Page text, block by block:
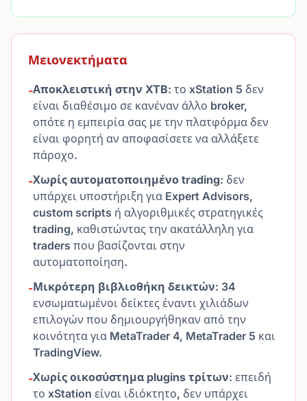
Μειονεκτήματα
-Αποκλειστική στην XTB: το xStation 5 δεν
είναι διαθέσιμο σε κανέναν άλλο broker,
οπότε η εμπειρία σας με την πλατφόρμα δεν
είναι φορητή αν αποφασίσετε να αλλάξετε
πάροχο.
-Χωρίς αυτοματοποιημένο trading: δεν
υπάρχει υποστήριξη για Expert Advisors,
custom scripts ή αλγοριθμικές στρατηγικές
trading, καθιστώντας την ακατάλληλη για
traders που βασίζονται στην
αυτοματοποίηση.
-Μικρότερη βιβλιοθήκη δεικτών: 34
ενσωματωμένοι δείκτες έναντι χιλιάδων
επιλογών που δημιουργήθηκαν από την
κοινότητα για MetaTrader 4, MetaTrader 5 και
TradingView.
-Χωρίς οικοσύστημα plugins τρίτων: επειδή
το xStation είναι ιδιόκτητο, δεν υπάρχει